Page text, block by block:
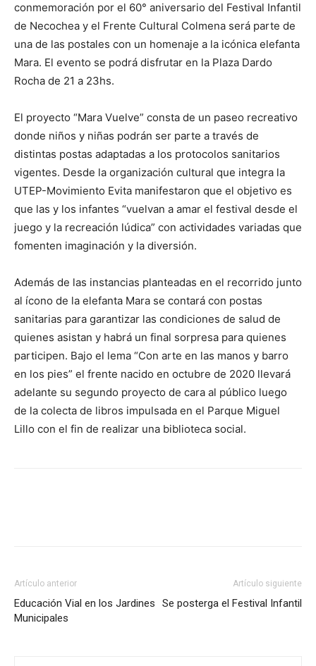
conmemoración por el 60° aniversario del Festival Infantil
de Necochea y el Frente Cultural Colmena será parte de
una de las postales con un homenaje a la icónica elefanta
Mara. El evento se podrá disfrutar en la Plaza Dardo
Rocha de 21 a 23hs.
El proyecto “Mara Vuelve” consta de un paseo recreativo
donde niños y niñas podrán ser parte a través de
distintas postas adaptadas a los protocolos sanitarios
vigentes. Desde la organización cultural que integra la
UTEP-Movimiento Evita manifestaron que el objetivo es
que las y los infantes “vuelvan a amar el festival desde el
juego y la recreación lúdica” con actividades variadas que
fomenten imaginación y la diversión.
Además de las instancias planteadas en el recorrido junto
al ícono de la elefanta Mara se contará con postas
sanitarias para garantizar las condiciones de salud de
quienes asistan y habrá un final sorpresa para quienes
participen. Bajo el lema “Con arte en las manos y barro
en los pies” el frente nacido en octubre de 2020 llevará
adelante su segundo proyecto de cara al público luego
de la colecta de libros impulsada en el Parque Miguel
Lillo con el fin de realizar una biblioteca social.
Artículo anterior
Educación Vial en los Jardines
Municipales
Artículo siguiente
Se posterga el Festival Infantil